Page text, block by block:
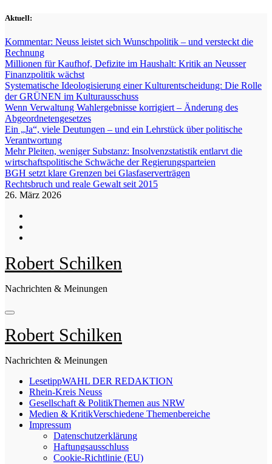
Zum
springen
Aktuell:
Kommentar: Neuss leistet sich Wunschpolitik – und versteckt die
Rechnung
Millionen für Kaufhof, Defizite im Haushalt: Kritik an Neusser
Finanzpolitik wächst
Systematische Ideologisierung einer Kulturentscheidung: Die Rolle
der GRÜNEN im Kulturausschuss
Wenn Verwaltung Wahlergebnisse korrigiert – Änderung des
Abgeordnetengesetzes
Ein „Ja“, viele Deutungen – und ein Lehrstück über politische
Verantwortung
Mehr Pleiten, weniger Substanz: Insolvenzstatistik entlarvt die
wirtschaftspolitische Schwäche der Regierungsparteien
BGH setzt klare Grenzen bei Glasfaserverträgen
Rechtsbruch und reale Gewalt seit 2015
26. März 2026
Robert Schilken
Nachrichten & Meinungen
Robert Schilken
Nachrichten & Meinungen
LesetippWAHL DER REDAKTION
Rhein-Kreis Neuss
Gesellschaft & PolitikThemen aus NRW
Medien & KritikVerschiedene Themenbereiche
Impressum
Datenschutzerklärung
Haftungsausschluss
Cookie-Richtlinie (EU)